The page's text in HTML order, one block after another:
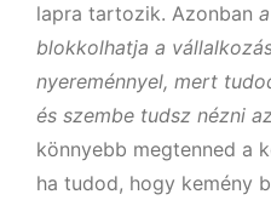
lapra tartozik. Azonban
blokkolhatja a
nyereménnyel, mert
és szembe tudsz nézni
könnyebb megtenned a
ha tudod, hogy kemény